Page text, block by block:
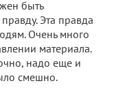
быть
Эта правда
Очень много
материала.
надо еще и
смешно.